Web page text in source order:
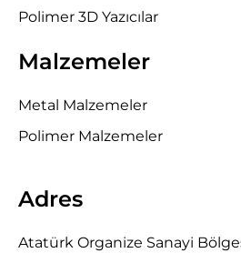
Polimer 3D Yazıcılar
Malzemeler
Metal Malzemeler
Polimer Malzemeler
Adres
Atatürk Organize Sanayi